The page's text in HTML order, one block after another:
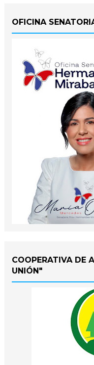
OFICINA
COOPERATIVA DE
UNIÓN"